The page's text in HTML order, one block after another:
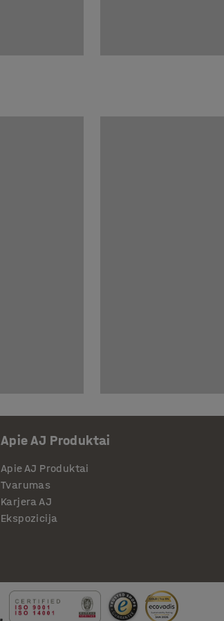
Apie AJ Produktai
Apie AJ Produktai
Tvarumas
Karjera AJ
Ekspozicija